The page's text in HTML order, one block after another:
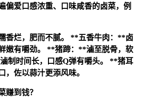
偏爱口感浓重、口味咸香的卤菜，例
烂，肥而不腻。
**五香牛肉：**卤
嫩有嚼劲。
**猪蹄：**滷至脱骨，软
制时间长，口感Q弹有嚼头。
**猪耳
，佐以蒜汁更添风味。
赚到钱？